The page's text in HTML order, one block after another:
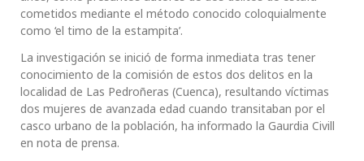
cometidos mediante el método conocido coloquialmente
como ‘el timo de la estampita’.
La investigación se inició de forma inmediata tras tener
conocimiento de la comisión de estos dos delitos en la
localidad de Las Pedroñeras (Cuenca), resultando víctimas
dos mujeres de avanzada edad cuando transitaban por el
casco urbano de la población, ha informado la Gaurdia Civill
en nota de prensa.